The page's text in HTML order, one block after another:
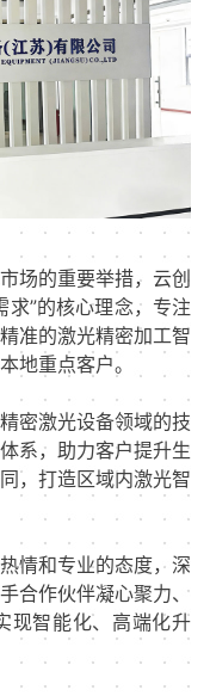
场的重要举措，云创
求”的核心理念，专注
准的激光精密加工智
地重点客户。
密激光设备领域的技
系，助力客户提升生
，打造区域内激光智
情和专业的态度，深
合作伙伴凝心聚力、
现智能化、高端化升